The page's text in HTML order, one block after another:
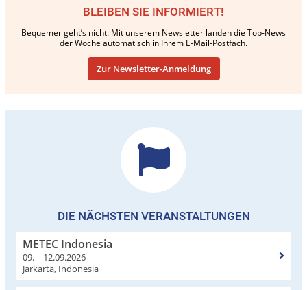
BLEIBEN SIE INFORMIERT!
Bequemer geht’s nicht: Mit unserem Newsletter landen die Top-News
der Woche automatisch in Ihrem E-Mail-Postfach.
Zur Newsletter-Anmeldung
DIE NÄCHSTEN VERANSTALTUNGEN
METEC Indonesia
09. – 12.09.2026
Jarkarta, Indonesia